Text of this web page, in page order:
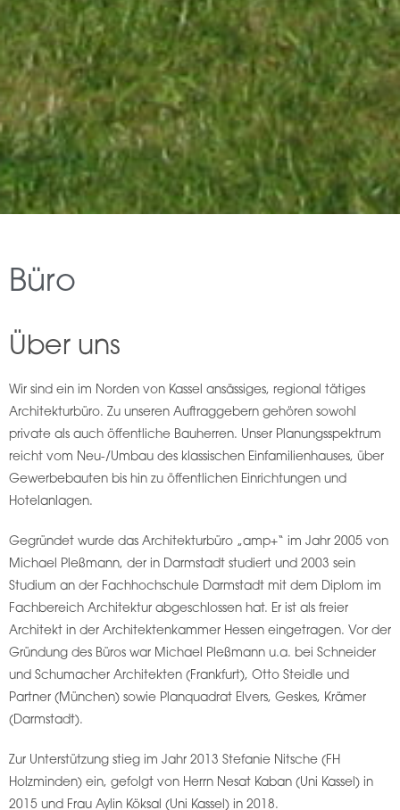
Büro
Über uns
Wir sind ein im Norden von Kassel ansässiges, regional tätiges
Architekturbüro. Zu unseren Auftraggebern gehören sowohl
private als auch öffentliche Bauherren. Unser Planungsspektrum
reicht vom Neu-/Umbau des klassischen Einfamilienhauses, über
Gewerbebauten bis hin zu öffentlichen Einrichtungen und
Hotelanlagen.
Gegründet wurde das Architekturbüro „amp+“ im Jahr 2005 von
Michael Pleßmann, der in Darmstadt studiert und 2003 sein
Studium an der Fachhochschule Darmstadt mit dem Diplom im
Fachbereich Architektur abgeschlossen hat. Er ist als freier
Architekt in der Architektenkammer Hessen eingetragen. Vor der
Gründung des Büros war Michael Pleßmann u.a. bei Schneider
und Schumacher Architekten (Frankfurt), Otto Steidle und
Partner (München) sowie Planquadrat Elvers, Geskes, Krämer
(Darmstadt).
Zur Unterstützung stieg im Jahr 2013 Stefanie Nitsche (FH
Holzminden) ein, gefolgt von Herrn Nesat Kaban (Uni Kassel) in
2015 und Frau Aylin Köksal (Uni Kassel) in 2018.